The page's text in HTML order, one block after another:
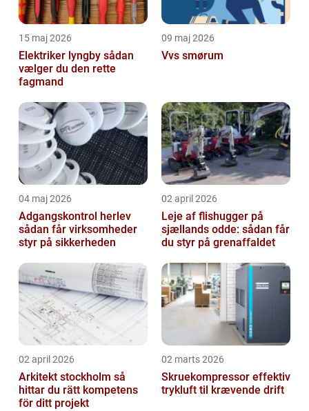
15 maj 2026
Elektriker lyngby sådan
vælger du den rette
fagmand
09 maj 2026
Vvs smørum
04 maj 2026
Adgangskontrol herlev
sådan får virksomheder
styr på sikkerheden
02 april 2026
Leje af flishugger på
sjællands odde: sådan får
du styr på grenaffaldet
02 april 2026
Arkitekt stockholm så
hittar du rätt kompetens
för ditt projekt
02 marts 2026
Skruekompressor effektiv
trykluft til krævende drift